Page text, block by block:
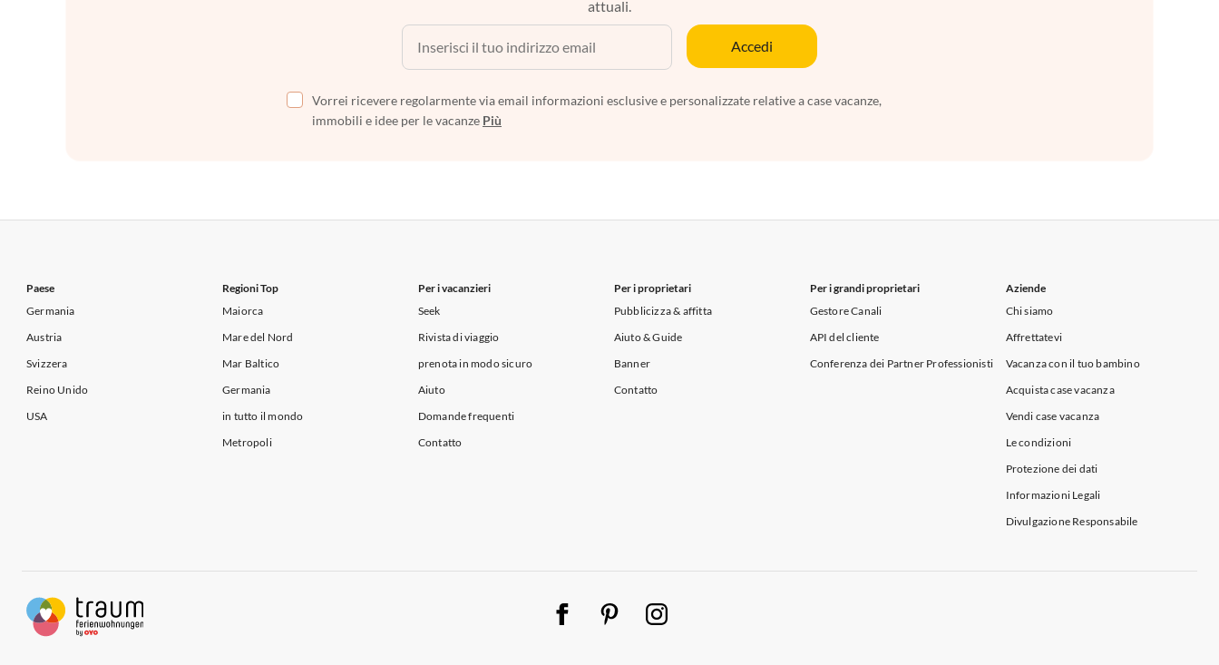
attuali.
Accedi
Vorrei ricevere regolarmente via email informazioni esclusive e personalizzate relative a case vacanze,
immobili e idee per le vacanze Più
Paese
Germania
Austria
Svizzera
Reino Unido
USA
Regioni Top
Maiorca
Mare del Nord
Mar Baltico
Germania
in tutto il mondo
Metropoli
Per i vacanzieri
Seek
Rivista di viaggio
prenota in modo sicuro
Aiuto
Domande frequenti
Contatto
Per i proprietari
Pubblicizza & affitta
Aiuto & Guide
Banner
Contatto
Per i grandi proprietari
Gestore Canali
API del cliente
Conferenza dei Partner Professionisti
Aziende
Chi siamo
Affrettatevi
Vacanza con il tuo bambino
Acquista case vacanza
Vendi case vacanza
Le condizioni
Protezione dei dati
Informazioni Legali
Divulgazione Responsabile